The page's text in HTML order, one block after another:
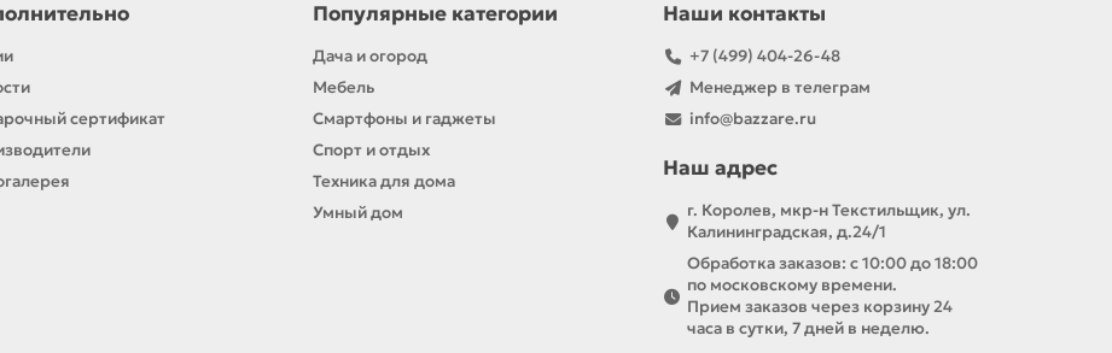
сертификат
Популярные категории
Дача и огород
Мебель
Смартфоны и гаджеты
Спорт и отдых
Техника для дома
Умный дом
Наши контакты
+7 (499) 404-26-48
Менеджер в телеграм
info@bazzare.ru
Наш адрес
г. Королев, мкр-н Текстильщик, ул.
Калининградская, д.24/1
Обработка заказов: с 10:00 до 18:00
по московскому времени.
Прием заказов через корзину 24
часа в сутки, 7 дней в неделю.